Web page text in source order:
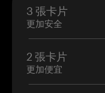
3 張卡片
更加安全
2 張卡片
更加便宜